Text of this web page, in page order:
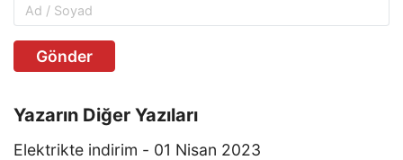
Gönder
Yazarın Diğer Yazıları
Elektrikte indirim - 01 Nisan 2023